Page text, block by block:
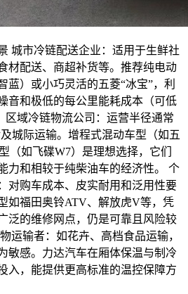
城市冷链配送企业：适用于生鲜社
材配送、商超补货等。推荐纯电动
蓝）或小巧灵活的五菱“冰宝”，利
音和极低的每公里能耗成本（可低
区域冷链物流公司：运营半径通常
城际运输。增程式混动车型（如五
（如飞碟W7）是理想选择，它们
力和相较于纯柴油车的经济性。 个
对购车成本、皮实耐用和泛用性要
如福田奥铃ATV、解放虎V等，凭
泛的维修网点，仍是可靠且风险较
运输者：如花卉、高档食品运输，
敏感。力达汽车在厢体保温与制冷
入，能提供更高标准的温控保障方